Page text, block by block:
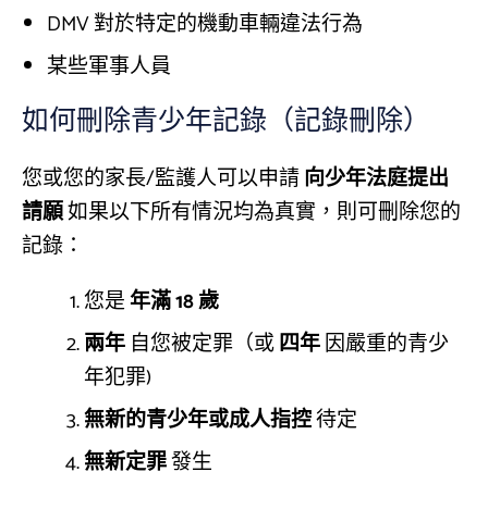
DMV 對於特定的機動車輛違法行為
某些軍事人員
如何刪除青少年記錄（記錄刪除）
您或您的家長/監護人可以申請向少年法庭提出
請願如果以下所有情況均為真實，則可刪除您的
記錄：
您是年滿 18 歲
兩年 自您被定罪（或四年因嚴重的青少
年犯罪)
無新的青少年或成人指控待定
無新定罪發生